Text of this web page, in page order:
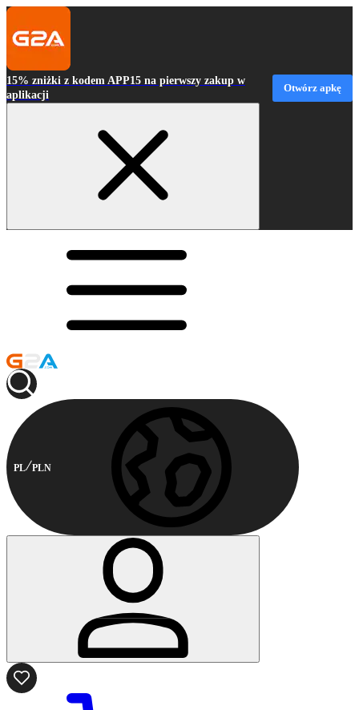
15% zniżki z kodem APP15 na pierwszy zakup w
aplikacji
Otwórz apkę
PL PLN